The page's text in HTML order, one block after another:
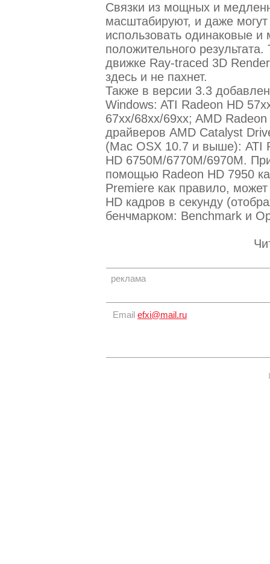
Связки из мощных и
масштабируют, и даже
использовать одинаковые
положительного
движке Ray-traced 3D
здесь и не пахнет.
Также в версии 3.3
Windows: ATI Radeon HD
67xx/68xx/69xx; AMD
драйверов AMD Catalyst
(Mac OSX 10.7 и выше): ATI
HD 6750M/6770M/6970M.
помощью Radeon HD 7950
Premiere как правило,
HD кадров в секунду
бенчмарком: Benchmark и
реклама
Email efxi@mail.ru